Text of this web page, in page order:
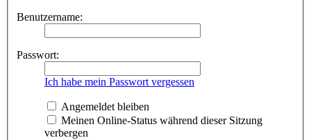
Benutzername:
Passwort:
Ich habe mein Passwort vergessen
Angemeldet bleiben
Meinen Online-Status während dieser Sitzung
verbergen